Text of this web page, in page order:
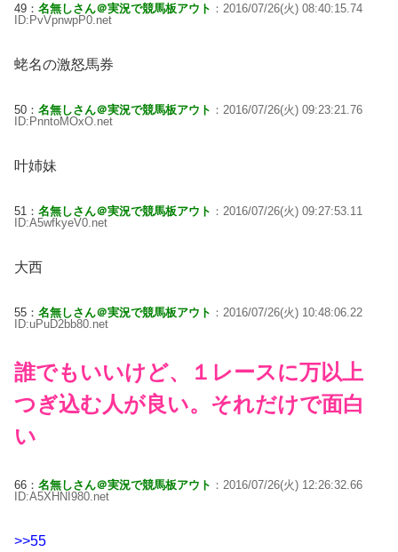
49： 名無しさん＠実況で競馬板アウト ：2016/07/26(火) 08:40:15.74
ID:PvVpnwpP0.net
蛯名の激怒馬券
50： 名無しさん＠実況で競馬板アウト ：2016/07/26(火) 09:23:21.76
ID:PnntoMOxO.net
叶姉妹
51： 名無しさん＠実況で競馬板アウト ：2016/07/26(火) 09:27:53.11
ID:A5wfkyeV0.net
大西
55： 名無しさん＠実況で競馬板アウト ：2016/07/26(火) 10:48:06.22
ID:uPuD2bb80.net
誰でもいいけど、１レースに万以上
つぎ込む人が良い。それだけで面白
い
66： 名無しさん＠実況で競馬板アウト ：2016/07/26(火) 12:26:32.66
ID:A5XHNI980.net
>>55